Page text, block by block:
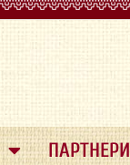
ПАРТНЕРИ